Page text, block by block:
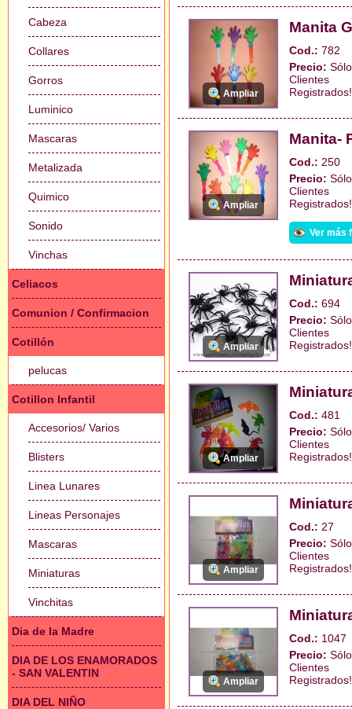
Cabeza
Collares
Gorros
Luminico
Mascaras
Metalizada
Quimico
Sonido
Vinchas
Celiacos
Comunion / Confirmacion
Cotillón
pelucas
Cotillon Infantil
Accesorios/ Varios
Blisters
Linea Lunares
Lineas Personajes
Mascaras
Miniaturas
Vinchitas
Dia de la Madre
DIA DE LOS ENAMORADOS
- SAN VALENTIN
DIA DEL NIÑO
Ampliar
Manita
Cod.: 782
Precio:
Clientes
Registrados!
Ampliar
Manita-
Cod.: 250
Precio:
Clientes
Registrados!
Ver más
Ampliar
Cod.: 694
Precio:
Clientes
Registrados!
Ampliar
Cod.: 481
Precio:
Clientes
Registrados!
Ampliar
Cod.: 27
Precio:
Clientes
Registrados!
Ampliar
Cod.: 1047
Precio:
Clientes
Registrados!